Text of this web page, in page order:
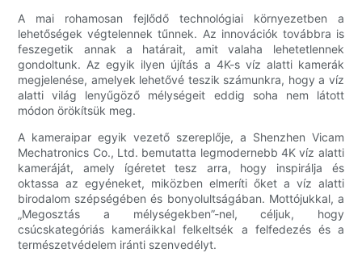
A mai rohamosan fejlődő technológiai környezetben a
lehetőségek végtelennek tűnnek. Az innovációk továbbra is
feszegetik annak a határait, amit valaha lehetetlennek
gondoltunk. Az egyik ilyen újítás a 4K-s víz alatti kamerák
megjelenése, amelyek lehetővé teszik számunkra, hogy a víz
alatti világ lenyűgöző mélységeit eddig soha nem látott
módon örökítsük meg.
A kameraipar egyik vezető szereplője, a Shenzhen Vicam
Mechatronics Co., Ltd. bemutatta legmodernebb 4K víz alatti
kameráját, amely ígéretet tesz arra, hogy inspirálja és
oktassa az egyéneket, miközben elmeríti őket a víz alatti
birodalom szépségében és bonyolultságában. Mottójukkal, a
„Megosztás a mélységekben”-nel, céljuk, hogy
csúcskategóriás kameráikkal felkeltsék a felfedezés és a
természetvédelem iránti szenvedélyt.